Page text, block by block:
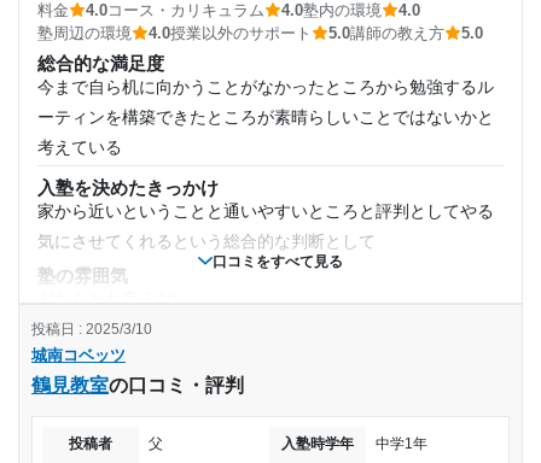
1日あたりの授業時間
1時間～2時間未満
50,001円〜100,000円
目的の達成度
未達成
目的の達成理由
まだ、成績上昇の効果が得られていない。項目は順調に
る環境。
授業以外のサポート
(相談・面談、家庭学習のサポート、授業以外のコミュニケーション等)
個人でみているので、きめ細かいコメントがいつも来てい
る。どこで間違ったか、弱点はどこかなどがわかって助かっ
ている。
利用詳細
通塾期間
入塾時の学年
小学6年
受講コース
口コミをすべて見る
料金 4.0コース・カリキュラム 4.0塾内の環境
4.0
塾周辺の環境
4.0授業以外のサポート 5.0講師の教え方 5.0
総合的な満足度
今まで自ら机に向かうことがなかったところから勉強するル
ーティンを構築できたところが素晴らしいことではないかと
考えている
入塾を決めたきっかけ
家から近いということと通いやすいところと評判としてやる
気にさせてくれるという総合的な判断として
塾の雰囲気
料金
安ければ安いほうがいいのであるのは当然でありますが、結
果として合格できたので納得です
個別教室であるがため進捗は自分のペースで進めていけるの
城南コベッツ
鶴見教室の口コミ・評判
投稿日 : 2025/3/10
投稿者 父 入塾時学年 中学1年